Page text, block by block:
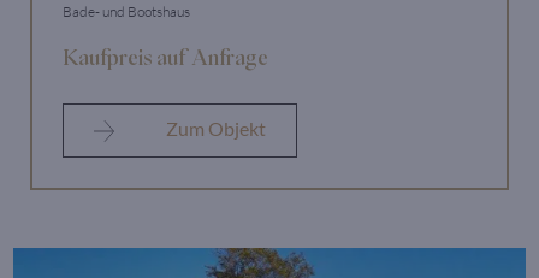
Bade- und Bootshaus
Kaufpreis auf Anfrage
Zum Objekt